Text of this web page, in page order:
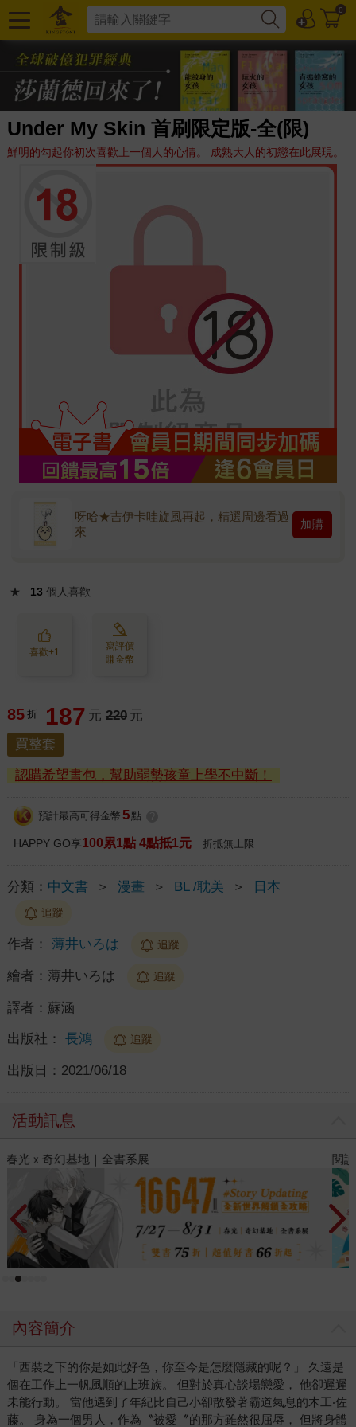
0
Under My Skin 首刷限定版-全(限)
鮮明的勾起你初次喜歡上一個人的心情。 成熟大人的初戀在此展現。
呀哈★吉伊卡哇旋風再起，精選周邊看過
來
加購
★ 13 個人喜歡
喜歡+1
寫評價
賺金幣
85 折 187 元 220 元
買整套
認購希望書包，幫助弱勢孩童上學不中斷！
預計最高可得金幣 5 點
HAPPY GO享100累1點 4點抵1元 折抵無上限
分類： 中文書 ＞ 漫畫 ＞ BL /耽美 ＞ 日本
追蹤
作者： 薄井いろは 追蹤
繪者： 薄井いろは 追蹤
譯者： 蘇涵
出版社： 長鴻 追蹤
出版日： 2021/06/18
活動訊息
閱讀漫遊錄-2026上半年暢銷榜
內容簡介
「西裝之下的你是如此好色，你至今是怎麼隱藏的呢？」 久遠是
個在工作上一帆風順的上班族。 但對於真心談場戀愛， 他卻遲遲
未能行動。 當他遇到了年紀比自己小卻散發著霸道氣息的木工‧佐
藤。 身為一個男人，作為〝被愛〞的那方雖然很屈辱， 但將身體